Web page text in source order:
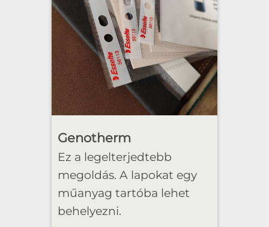
Genotherm
Ez a legelterjedtebb
megoldás. A lapokat egy
műanyag tartóba lehet
behelyezni.